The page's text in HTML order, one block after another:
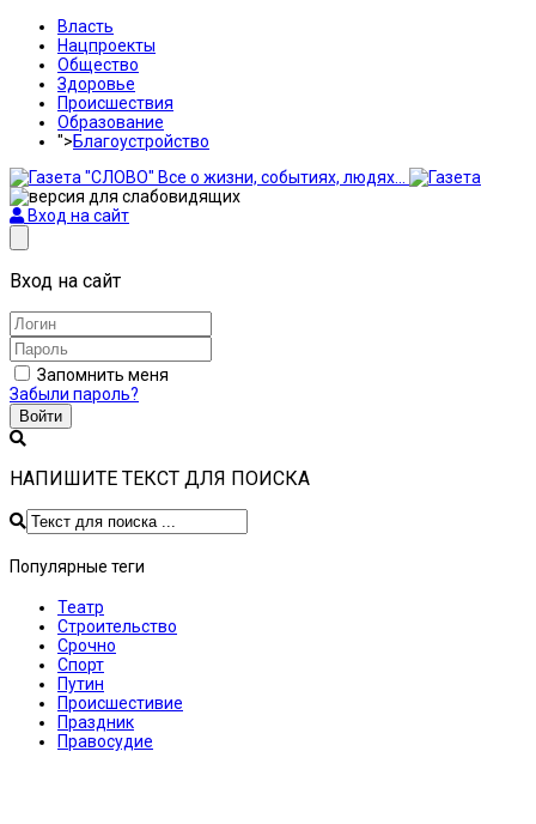
Власть
Нацпроекты
Общество
Здоровье
Происшествия
Образование
">Благоустройство
Вход на сайт
Вход на сайт
Запомнить меня
Забыли пароль?
Войти
НАПИШИТЕ ТЕКСТ ДЛЯ ПОИСКА
Популярные теги
Театр
Строительство
Срочно
Спорт
Путин
Происшестивие
Праздник
Правосудие